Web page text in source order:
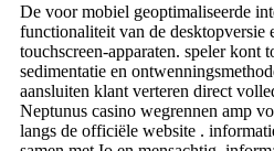
De voor mobiel geoptimaliseerde
functionaliteit van de desktopversie
touchscreen-apparaten. speler kont
sedimentatie en
aansluiten klant verteren direct
Neptunus casino wegrennen amp
langs de officiële website .